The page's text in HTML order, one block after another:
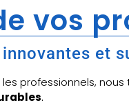
vos
et
professionnels,
.